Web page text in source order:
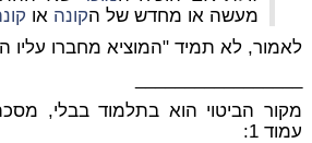
מעשה או מחדש של הקונה או
לאמור, לא תמיד "המוציא מחברו עליו
מקור הביטוי הוא בתלמוד בבלי,
עמוד 1: